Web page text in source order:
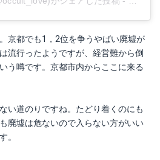
京都でも1，2位を争うやばい廃墟が
流行ったようですが、経営難から倒
う噂です。京都市内からここに来る
い道のりですね。たどり着くのにも
廃墟は危ないので入らない方がいい
。